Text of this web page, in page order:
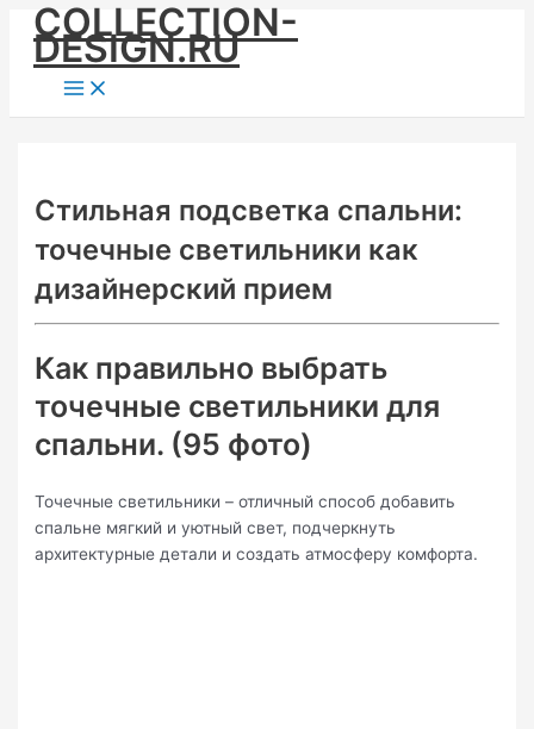
Skip
content
COLLECTION-
DESIGN.RU
Main
Menu
Стильная подсветка спальни:
точечные светильники как
дизайнерский прием
Как правильно выбрать
точечные светильники для
спальни. (95 фото)
Точечные светильники – отличный способ добавить
спальне мягкий и уютный свет, подчеркнуть
архитектурные детали и создать атмосферу комфорта.